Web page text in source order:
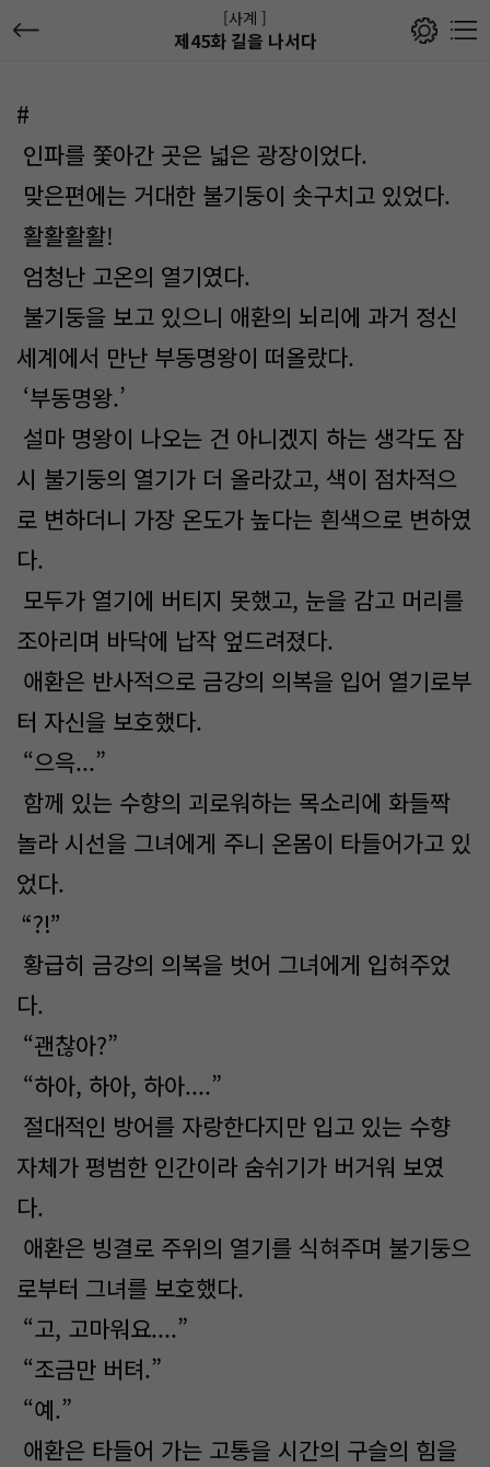
[사계 ]
제45화 길을 나서다
#
인파를 쫓아간 곳은 넓은 광장이었다.
맞은편에는 거대한 불기둥이 솟구치고 있었다.
활활활활!
엄청난 고온의 열기였다.
불기둥을 보고 있으니 애환의 뇌리에 과거 정신
세계에서 만난 부동명왕이 떠올랐다.
‘부동명왕.’
설마 명왕이 나오는 건 아니겠지 하는 생각도 잠
시 불기둥의 열기가 더 올라갔고, 색이 점차적으
로 변하더니 가장 온도가 높다는 흰색으로 변하였
다.
모두가 열기에 버티지 못했고, 눈을 감고 머리를
조아리며 바닥에 납작 엎드려졌다.
애환은 반사적으로 금강의 의복을 입어 열기로부
터 자신을 보호했다.
“으윽...”
함께 있는 수향의 괴로워하는 목소리에 화들짝
놀라 시선을 그녀에게 주니 온몸이 타들어가고 있
었다.
“?!”
황급히 금강의 의복을 벗어 그녀에게 입혀주었
다.
“괜찮아?”
“하아, 하아, 하아....”
절대적인 방어를 자랑한다지만 입고 있는 수향
자체가 평범한 인간이라 숨쉬기가 버거워 보였
다.
애환은 빙결로 주위의 열기를 식혀주며 불기둥으
로부터 그녀를 보호했다.
“고, 고마워요....”
“조금만 버텨.”
“예.”
애환은 타들어 가는 고통을 시간의 구슬의 힘을